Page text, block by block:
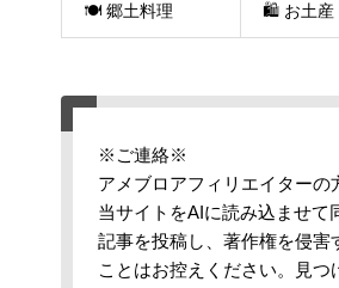
🍽 郷土料理 🛍 お土産
※ご連絡※
アメブロアフィリエイターの
当サイトをAIに読み込ませて
記事を投稿し、著作権を侵害
ことはお控えください。見つ